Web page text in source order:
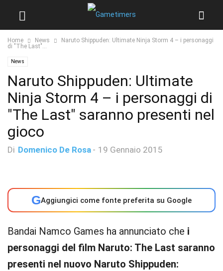
Home News
Naruto Shippuden: Ultimate Ninja Storm 4 – i personaggi
di "The Last"...
News
Naruto Shippuden: Ultimate
Ninja Storm 4 – i personaggi di
"The Last" saranno presenti nel
gioco
Di Domenico De Rosa - 19 Gennaio 2015
GAggiungici come fonte preferita su Google
Bandai Namco Games ha annunciato che i
personaggi del film Naruto: The Last saranno
presenti nel nuovo Naruto Shippuden: